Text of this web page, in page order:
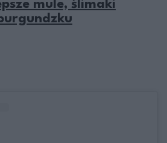
mule, ślimaki